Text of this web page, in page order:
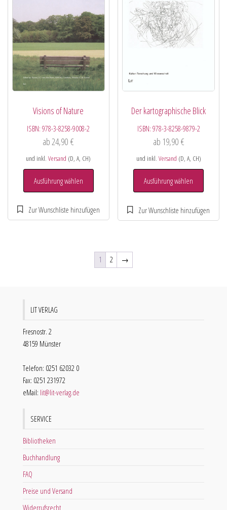
Visions of Nature
ISBN:978-3-8258-9008-2
ab 24,90€
und inkl.Versand (D, A, CH)
Ausführung wählen
Der kartographische Blick
ISBN: 978-3-8258-9879-2
ab 19,90 €
und inkl. Versand (D, A, CH)
Ausführung wählen
1 2 →
LIT VERLAG
Fresnostr. 2
48159 Münster
Telefon: 0251 62032 0
Fax: 0251 231972
eMail: lit@lit-verlag.de
SERVICE
Bibliotheken
Buchhandlung
FAQ
Preise und Versand
Widerrufsrecht